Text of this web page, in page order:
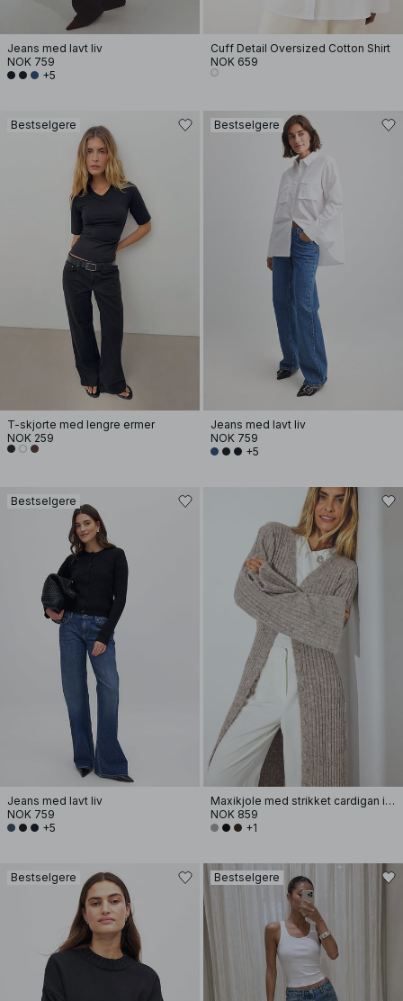
Jeans med lavt liv
NOK 759
+5
Cuff Detail Oversized Cotton Shirt
NOK 659
Bestselgere
T-skjorte med lengre ermer
NOK 259
Bestselgere
Jeans med lavt liv
NOK 759
+5
Bestselgere
Jeans med lavt liv
NOK 759
+5
Maxikjole med strikket cardigan i ullblanding
NOK 859
+1
Bestselgere Bestselgere